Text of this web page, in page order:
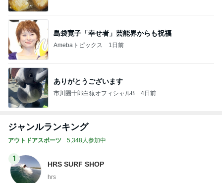
島袋寛子「幸せ者」芸能界からも祝福
Amebaトピックス 1日前
ありがとうございます
市川團十郎白猿オフィシャルB 4日前
ジャンルランキング
アウトドアスポーツ 5,348人参加中
1
HRS SURF SHOP
hrs